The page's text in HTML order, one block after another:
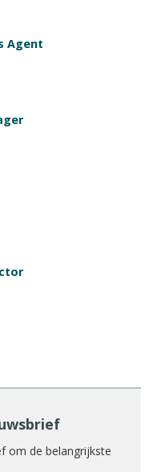
Agent
om de belangrijkste